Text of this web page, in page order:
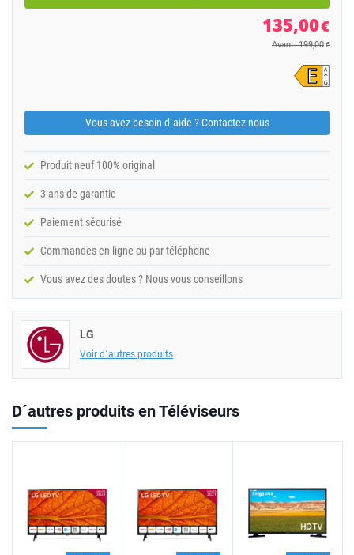
135,00€
Avant: 199,00 €
Vous avez besoin d´aide ? Contactez nous
Produit neuf 100% original
3 ans de garantie
Paiement sécurisé
Commandes en ligne ou par téléphone
Vous avez des doutes ? Nous vous conseillons
LG
Voir d´autres produits
D´autres produits en Téléviseurs